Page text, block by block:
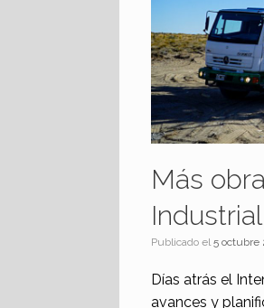
Más
Publicado el5 octubre
Días atrás el
avances y